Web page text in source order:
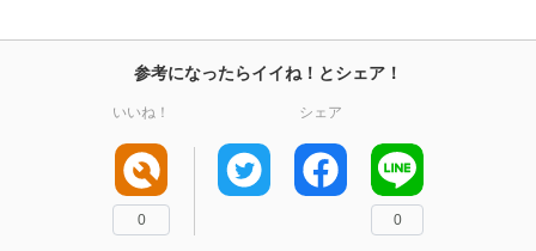
参考になったらイイね！とシェア！
いいね！
0
シェア
0